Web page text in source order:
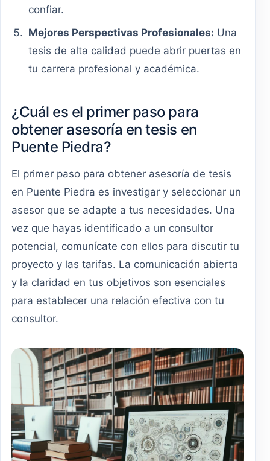
confiar.
Mejores Perspectivas Profesionales: Una
tesis de alta calidad puede abrir puertas en
tu carrera profesional y académica.
¿Cuál es el primer paso para
obtener asesoría en tesis en
Puente Piedra?
El primer paso para obtener asesoría de tesis
en Puente Piedra es investigar y seleccionar un
asesor que se adapte a tus necesidades. Una
vez que hayas identificado a un consultor
potencial, comunícate con ellos para discutir tu
proyecto y las tarifas. La comunicación abierta
y la claridad en tus objetivos son esenciales
para establecer una relación efectiva con tu
consultor.